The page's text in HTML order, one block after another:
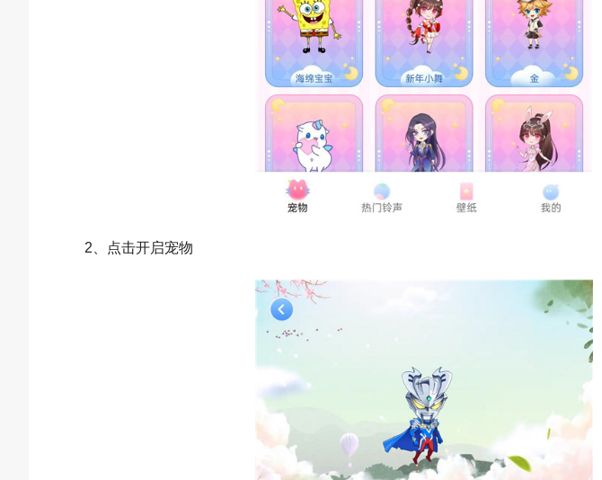
2、点击开启宠物